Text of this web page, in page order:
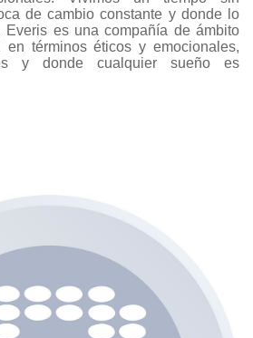
de cambio constante y donde lo
Everis es una compañía de ámbito
en términos éticos y emocionales,
y donde cualquier sueño es